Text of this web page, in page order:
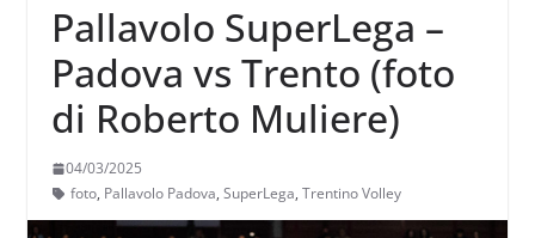
Pallavolo SuperLega –
Padova vs Trento (foto
di Roberto Muliere)
04/03/2025
foto, Pallavolo Padova, SuperLega, Trentino Volley